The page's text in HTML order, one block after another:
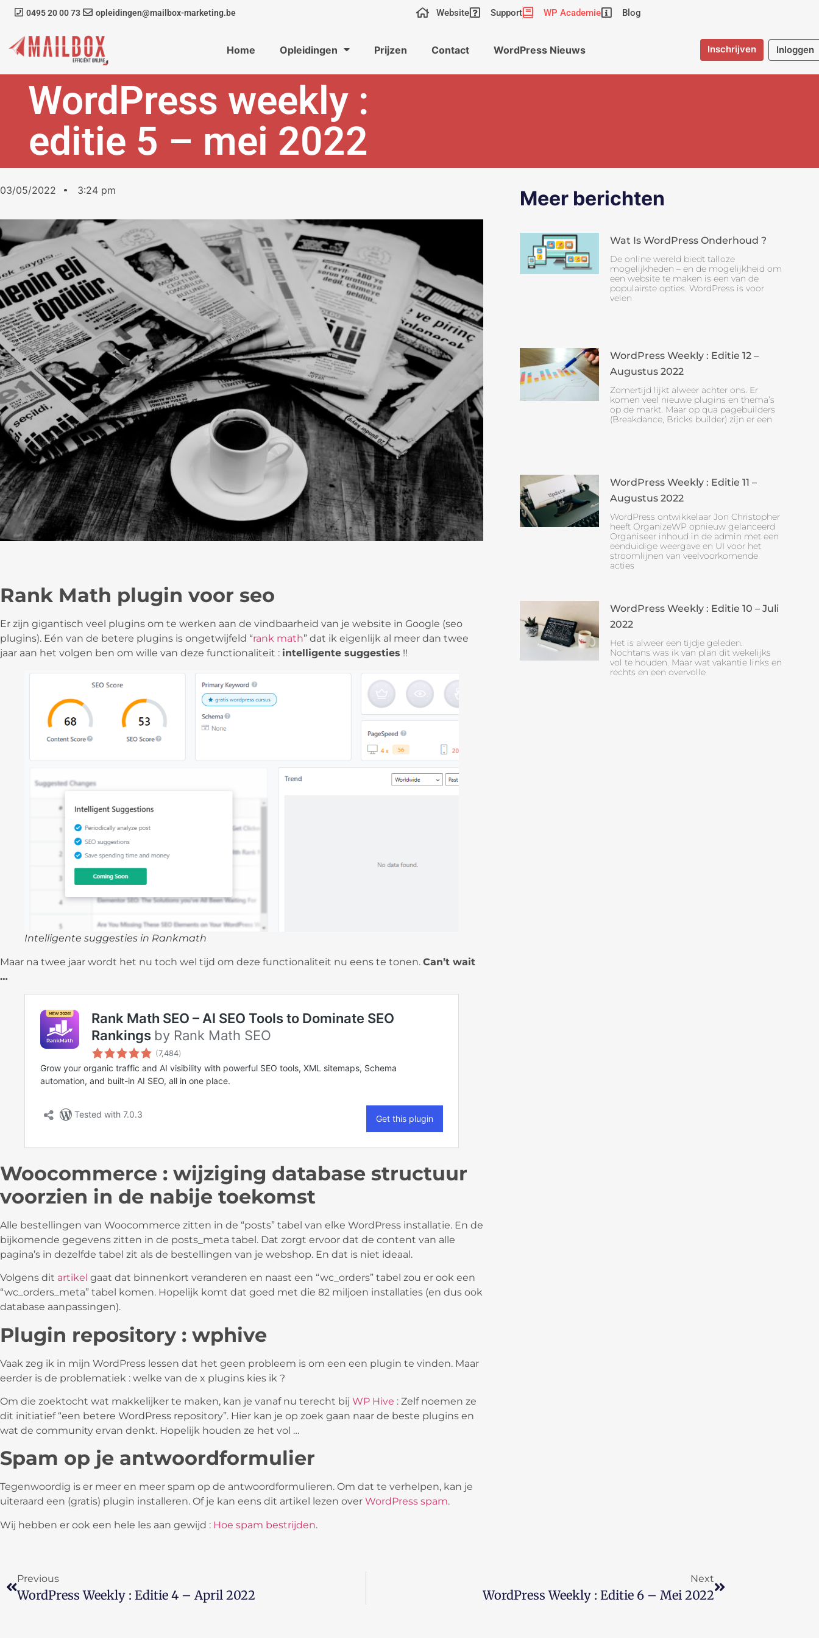
0495 20 00 73 opleidingen@mailbox-marketing.be Website Support WP Academie Blog
Home Opleidingen Prijzen Contact WordPress Nieuws Inschrijven Inloggen
WordPress weekly :
editie 5 – mei 2022
03/05/2022 3:24 pm
Rank Math plugin voor seo
Er zijn gigantisch veel plugins om te werken aan de vindbaarheid van je website in Google (seo
plugins). Eén van de betere plugins is ongetwijfeld “rank math” dat ik eigenlijk al meer dan twee
jaar aan het volgen ben om wille van deze functionaliteit : intelligente suggesties !!
Intelligente suggesties in Rankmath
Maar na twee jaar wordt het nu toch wel tijd om deze functionaliteit nu eens te tonen. Can’t wait
…
Woocommerce : wijziging database structuur
voorzien in de nabije toekomst
Alle bestellingen van Woocommerce zitten in de “posts” tabel van elke WordPress installatie. En de
bijkomende gegevens zitten in de posts_meta tabel. Dat zorgt ervoor dat de content van alle
pagina’s in dezelfde tabel zit als de bestellingen van je webshop. En dat is niet ideaal.
Volgens dit artikel gaat dat binnenkort veranderen en naast een “wc_orders” tabel zou er ook een
“wc_orders_meta” tabel komen. Hopelijk komt dat goed met die 82 miljoen installaties (en dus ook
database aanpassingen).
Plugin repository : wphive
Vaak zeg ik in mijn WordPress lessen dat het geen probleem is om een een plugin te vinden. Maar
eerder is de problematiek : welke van de x plugins kies ik ?
Om die zoektocht wat makkelijker te maken, kan je vanaf nu terecht bij WP Hive : Zelf noemen ze
dit initiatief “een betere WordPress repository”. Hier kan je op zoek gaan naar de beste plugins en
wat de community ervan denkt. Hopelijk houden ze het vol …
Spam op je antwoordformulier
Tegenwoordig is er meer en meer spam op de antwoordformulieren. Om dat te verhelpen, kan je
uiteraard een (gratis) plugin installeren. Of je kan eens dit artikel lezen over WordPress spam.
Wij hebben er ook een hele les aan gewijd : Hoe spam bestrijden.
Meer berichten
Wat Is WordPress Onderhoud ?
De online wereld biedt talloze
mogelijkheden – en de mogelijkheid om
een website te maken is een van de
populairste opties. WordPress is voor
velen
WordPress Weekly : Editie 12 –
Augustus 2022
Zomertijd lijkt alweer achter ons. Er
komen veel nieuwe plugins en thema’s
op de markt. Maar op qua pagebuilders
(Breakdance, Bricks builder) zijn er een
WordPress Weekly : Editie 11 –
Augustus 2022
WordPress ontwikkelaar Jon Christopher
heeft OrganizeWP opnieuw gelanceerd
Organiseer inhoud in de admin met een
eenduidige weergave en UI voor het
stroomlijnen van veelvoorkomende
acties
WordPress Weekly : Editie 10 – Juli
2022
Het is alweer een tijdje geleden.
Nochtans was ik van plan dit wekelijks
vol te houden. Maar wat vakantie links en
rechts en een overvolle
Previous
WordPress Weekly : Editie 4 – April 2022
Next
WordPress Weekly : Editie 6 – Mei 2022